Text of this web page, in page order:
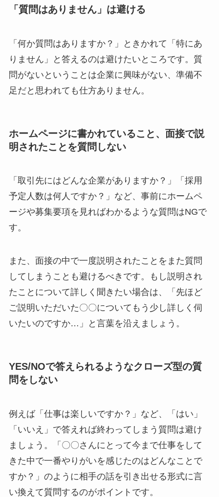
「質問はありません」は避ける
「何か質問はありますか？」ときかれて「特にあ
りません」と答えるのは避けたいところです。質
問がないということは企業に興味がない、準備不
足だと思われても仕方ありません。
ホームページに書かれていること、面接で説
明されたことを質問しない
「取引先にはどんな企業がありますか？」「採用
予定人数は何人ですか？」など、事前にホームペ
ージや募集要項を見ればわかるような質問はNGで
す。
また、面接の中で一度説明されたことをまた質問
してしまうことも避けるべきです。もし説明され
たことについて詳しく聞きたい場合は、「先ほど
ご説明いただいた〇〇についてもう少し詳しく伺
いたいのですか…」と言葉を沿えましょう。
YES/NOで答えられるようなクローズ型の質
問をしない
例えば「仕事は楽しいですか？」など、「はい」
「いいえ」で答えれば終わってしまう質問は避け
ましょう。「〇〇さんにとって今まで仕事をして
きた中で一番やりがいを感じたのはどんなことで
すか？」のように相手の話を引き出せる形式に言
い換えて質問するのがポイントです。